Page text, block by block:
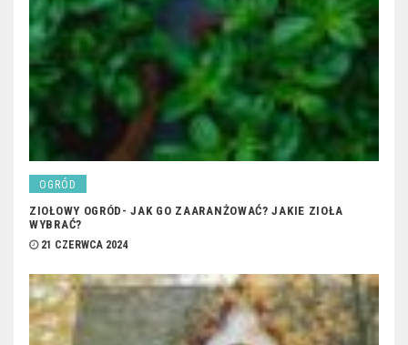
OGRÓD
ZIOŁOWY OGRÓD- JAK GO ZAARANŻOWAĆ? JAKIE ZIOŁA
WYBRAĆ?
21 CZERWCA 2024